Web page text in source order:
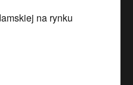
na rynku